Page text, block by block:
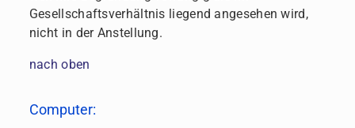
Gesellschaftsverhältnis liegend angesehen wird,
nicht in der Anstellung.
nach oben
Computer: